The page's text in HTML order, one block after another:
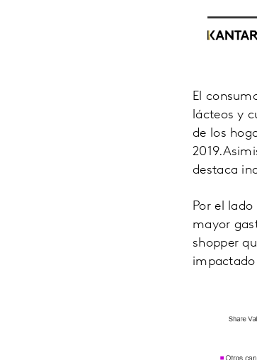
El
lácteos y
de los
destaca
Por el
mayor
shopper